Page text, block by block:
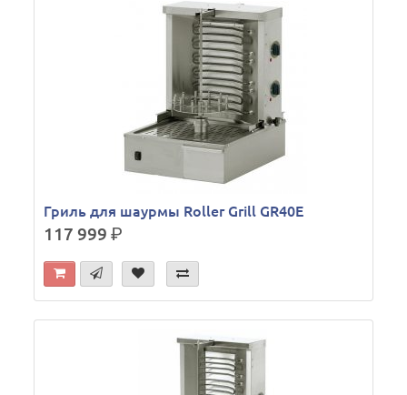
Гриль для шаурмы Roller Grill GR40Е
117 999р.